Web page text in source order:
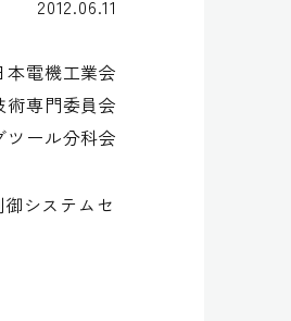
2012.06.11
電機工業会
術専門委員会
ツール分科会
システムセ